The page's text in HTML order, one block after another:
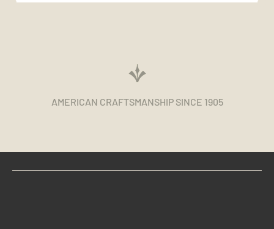
AMERICAN CRAFTSMANSHIP SINCE 1905